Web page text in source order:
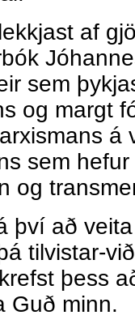
af
sem
og margt
á
sem
og
því að
tilvistar-
þess
Guð minn.